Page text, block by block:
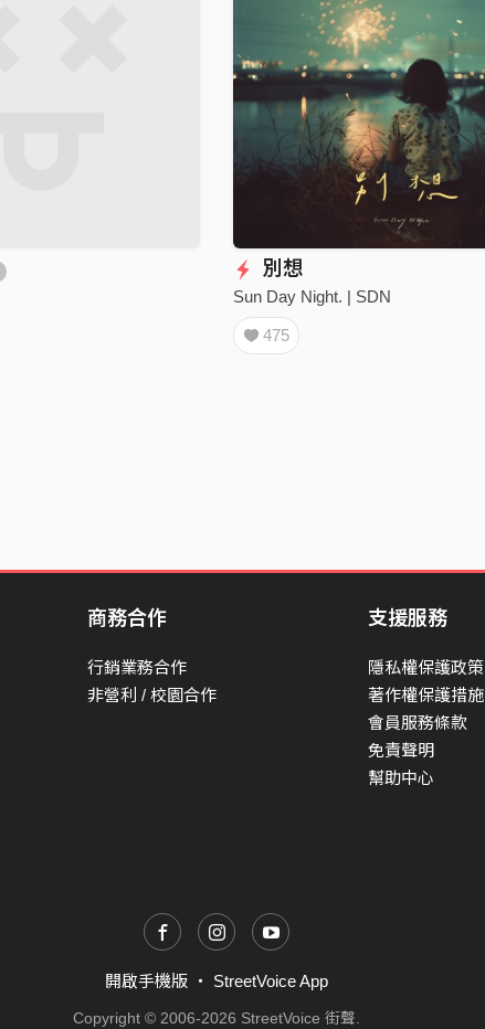
別想
Sun Day Night. | SDN
475
商務合作
行銷業務合作
非營利 / 校園合作
支援服務
隱私權保護政策
著作權保護措施
會員服務條款
免責聲明
幫助中心
開啟手機版 ・ StreetVoice App
Copyright © 2006-2026 StreetVoice 街聲.